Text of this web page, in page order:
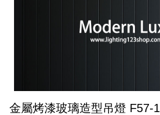
金屬烤漆玻璃造型吊燈 F57-